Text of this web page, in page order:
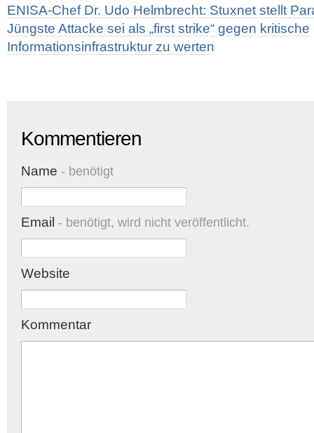
ENISA-Chef Dr. Udo Helmbrecht: Stuxnet stellt
Jüngste Attacke sei als „first strike“ gegen kritische
Informationsinfrastruktur zu werten
Kommentieren
Name - benötigt
Email - benötigt, wird nicht veröffentlicht.
Website
Kommentar